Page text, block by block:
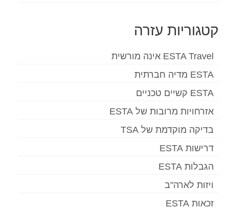
קטגוריות עזרה
ESTA Travel אינה מורשית
ESTA מדיה חברתית
ESTA קשיים טכניים
אזרחויות מרובות של ESTA
בדיקה מוקדמת של TSA
דרישות ESTA
הגבלות ESTA
ויזות לארה"ב
זכאות ESTA